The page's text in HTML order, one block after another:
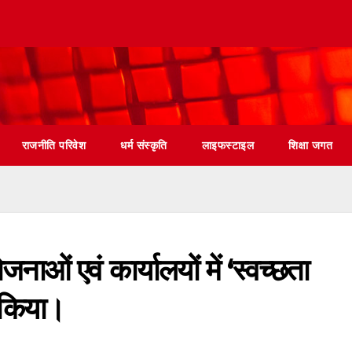
राजनीति परिवेश धर्म संस्कृति लाइफस्टाइल शिक्षा जगत
एवं कार्यालयों में ‘स्वच्छता